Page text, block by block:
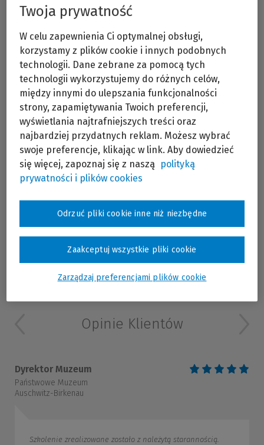
Absolwentka Wydziału Nauk Politycznych i Studiów
Międzynarodowych UW. Od ponad roku pracuje w
Urzędzie Ochrony Konkurencji i Konsumentów, w
którym odpowiada za projekty edukacyjne i kontakt
z mediami. Wcześniej zajmowała się promocją i
Warszawskim.
Opinie Klientów
Dyrektor Muzeum
Państwowe Muzeum
Auschwitz-Birkenau
Szkolenie zrealizowane zostało z należytą starannością.
Twoja prywatność
W celu zapewnienia Ci optymalnej obsługi,
korzystamy z plików cookie i innych podobnych
technologii. Dane zebrane za pomocą tych
technologii wykorzystujemy do różnych celów,
między innymi do ulepszania funkcjonalności
strony, zapamiętywania Twoich preferencji,
wyświetlania najtrafniejszych treści oraz
najbardziej przydatnych reklam. Możesz wybrać
swoje preferencje, klikając w link. Aby dowiedzieć
się więcej, zapoznaj się z naszą
polityką
prywatności i plików cookies
Zarządzaj preferencjami plików cookie
Odrzuć pliki cookie inne niż niezbędne
Zaakceptuj wszystkie pliki cookie